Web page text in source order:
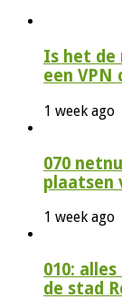
Is het de
een VPN
1 week ago
070
plaatsen
1 week ago
010:
de stad